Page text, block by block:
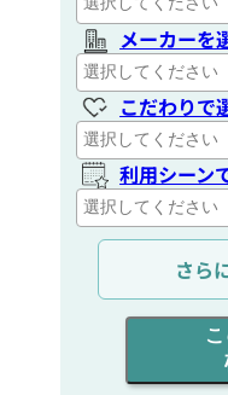
メーカーを
こだわりで
利用シーン
通信距離を
出力を選ぶ
同時通話人
さら